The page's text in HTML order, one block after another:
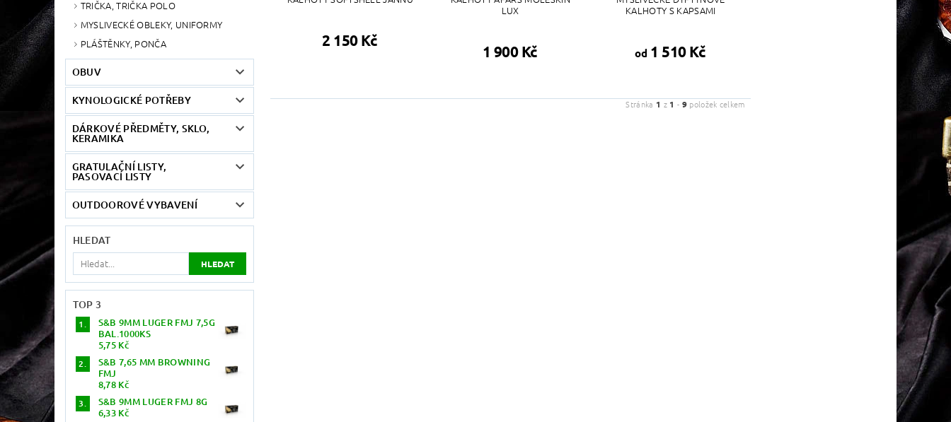
TRIČKA, TRIČKA POLO
MYSLIVECKÉ OBLEKY, UNIFORMY
PLÁŠTĚNKY, PONČA
OBUV
KYNOLOGICKÉ POTŘEBY
DÁRKOVÉ PŘEDMĚTY, SKLO,
KERAMIKA
GRATULAČNÍ LISTY,
PASOVACÍ LISTY
OUTDOOROVÉ VYBAVENÍ
HLEDAT
TOP 3
S&B 9MM LUGER FMJ 7,5G
BAL.1000KS
5,75 Kč
S&B 7,65 MM BROWNING
FMJ
8,78 Kč
S&B 9MM LUGER FMJ 8G
6,33 Kč
2 150 Kč
LUX
1 900 Kč
KALHOTY S KAPSAMI
od 1 510 Kč
Stránka 1 z 1 - 9položek celkem